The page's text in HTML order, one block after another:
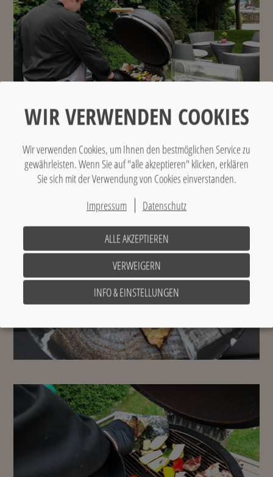
WIR VERWENDEN COOKIES
Wir verwenden Cookies, um Ihnen den bestmöglichen Service zu
gewährleisten. Wenn Sie auf "alle akzeptieren" klicken, erklären
Sie sich mit der Verwendung von Cookies einverstanden.
Impressum
Datenschutz
INFO & EINSTELLUNGEN
VERWEIGERN
ALLE AKZEPTIEREN